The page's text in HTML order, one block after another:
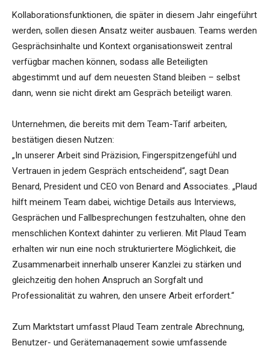
Kollaborationsfunktionen, die später in diesem Jahr eingeführt
werden, sollen diesen Ansatz weiter ausbauen. Teams werden
Gesprächsinhalte und Kontext organisationsweit zentral
verfügbar machen können, sodass alle Beteiligten
abgestimmt und auf dem neuesten Stand bleiben – selbst
dann, wenn sie nicht direkt am Gespräch beteiligt waren.
Unternehmen, die bereits mit dem Team-Tarif arbeiten,
bestätigen diesen Nutzen:
„In unserer Arbeit sind Präzision, Fingerspitzengefühl und
Vertrauen in jedem Gespräch entscheidend“, sagt Dean
Benard, President und CEO von Benard and Associates. „Plaud
hilft meinem Team dabei, wichtige Details aus Interviews,
Gesprächen und Fallbesprechungen festzuhalten, ohne den
menschlichen Kontext dahinter zu verlieren. Mit Plaud Team
erhalten wir nun eine noch strukturiertere Möglichkeit, die
Zusammenarbeit innerhalb unserer Kanzlei zu stärken und
gleichzeitig den hohen Anspruch an Sorgfalt und
Professionalität zu wahren, den unsere Arbeit erfordert.“
Zum Marktstart umfasst Plaud Team zentrale Abrechnung,
Benutzer- und Gerätemanagement sowie umfassende